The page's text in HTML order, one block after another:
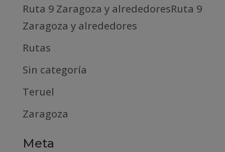
Ruta 9 Zaragoza y alrededoresRuta 9
Zaragoza y alrededores
Rutas
Sin categoría
Teruel
Zaragoza
Meta